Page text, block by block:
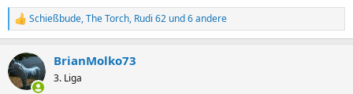
R
e
k
t
i
Schießbude,The Torch, Rudi 62 und 6 andere
BrianMolko73
3. Liga